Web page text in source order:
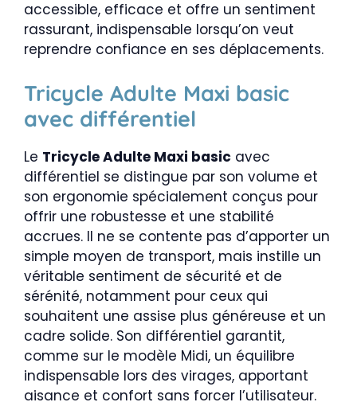
accessible, efficace et offre un sentiment
rassurant, indispensable lorsqu’on veut
reprendre confiance en ses déplacements.
Tricycle Adulte Maxi basic
avec différentiel
Le Tricycle Adulte Maxi basic avec
différentiel se distingue par son volume et
son ergonomie spécialement conçus pour
offrir une robustesse et une stabilité
accrues. Il ne se contente pas d’apporter un
simple moyen de transport, mais instille un
véritable sentiment de sécurité et de
sérénité, notamment pour ceux qui
souhaitent une assise plus généreuse et un
cadre solide. Son différentiel garantit,
comme sur le modèle Midi, un équilibre
indispensable lors des virages, apportant
aisance et confort sans forcer l’utilisateur.